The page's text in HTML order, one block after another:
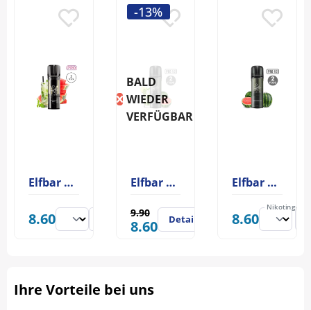
Elfbar ELFA PRO Pod Watermelon Mojito 20mg
8.60
BALD
WIEDER
VERFÜGBAR
Elfbar Elfa Pro V2 Pod Watermelon Mojito 20mg
8.60
9.90
-13%
Details
Elfbar Elfa Pro V2 Pod Watermelon
8.60
Ihre Vorteile bei uns